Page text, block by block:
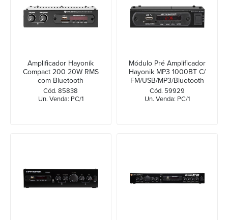
Amplificador Hayonik
Compact 200 20W RMS
com Bluetooth
Cód. 85838
Un. Venda: PC/1
Módulo Pré Amplificador
Hayonik MP3 1000BT C/
FM/USB/MP3/Bluetooth
Cód. 59929
Un. Venda: PC/1